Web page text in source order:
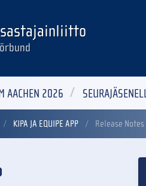
AACHEN 2026
KIPA JA EQUIPE APP Release Notes